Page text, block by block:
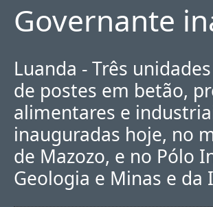
Governante
Luanda - Três
de postes em betão,
alimentares e
inauguradas hoje, no
de Mazozo, e no Pólo
Geologia e Minas e da